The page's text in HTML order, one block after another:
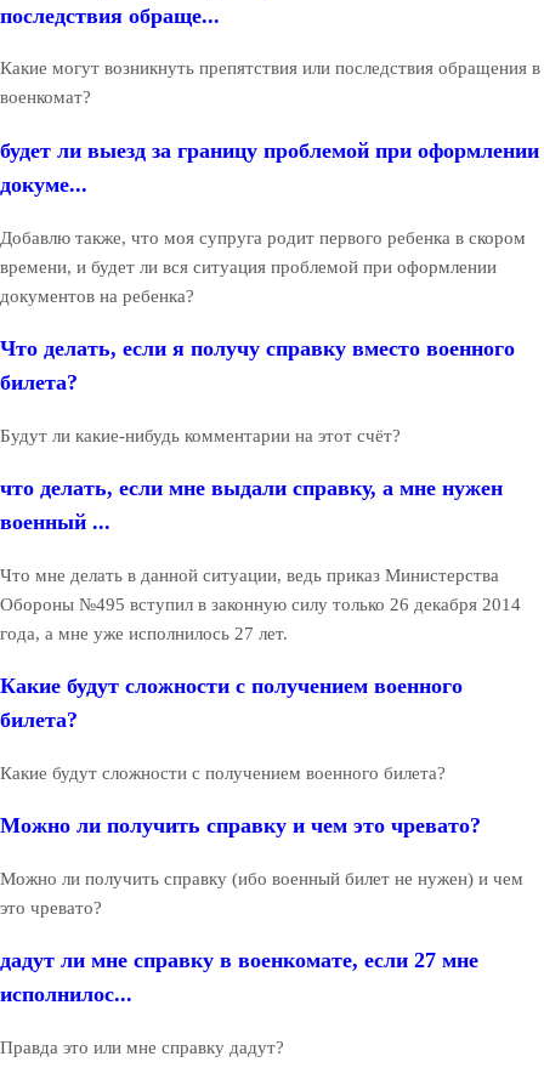
последствия обраще...
Какие могут возникнуть препятствия или последствия обращения в
военкомат?
будет ли выезд за границу проблемой при оформлении
докуме...
Добавлю также, что моя супруга родит первого ребенка в скором
времени, и будет ли вся ситуация проблемой при оформлении
документов на ребенка?
Что делать, если я получу справку вместо военного
билета?
Будут ли какие-нибудь комментарии на этот счёт?
что делать, если мне выдали справку, а мне нужен
военный ...
Что мне делать в данной ситуации, ведь приказ Министерства
Обороны №495 вступил в законную силу только 26 декабря 2014
года, а мне уже исполнилось 27 лет.
Какие будут сложности с получением военного
билета?
Какие будут сложности с получением военного билета?
Можно ли получить справку и чем это чревато?
Можно ли получить справку (ибо военный билет не нужен) и чем
это чревато?
дадут ли мне справку в военкомате, если 27 мне
исполнилос...
Правда это или мне справку дадут?